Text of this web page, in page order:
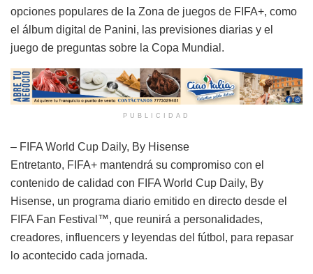
opciones populares de la Zona de juegos de FIFA+, como
el álbum digital de Panini, las previsiones diarias y el
juego de preguntas sobre la Copa Mundial.
PUBLICIDAD
– FIFA World Cup Daily, By Hisense
Entretanto, FIFA+ mantendrá su compromiso con el
contenido de calidad con FIFA World Cup Daily, By
Hisense, un programa diario emitido en directo desde el
FIFA Fan Festival™, que reunirá a personalidades,
creadores, influencers y leyendas del fútbol, para repasar
lo acontecido cada jornada.